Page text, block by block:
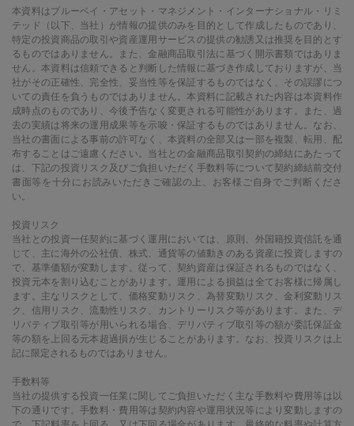
本資料はブルーベイ・アセット・マネジメント・インターナショナル・リミ
テッド（以下、当社）が情報の提供のみを目的として作成したものであり、
特定の投資商品の取引や資産運用サービスの提供の勧誘又は推奨を目的とす
るものではありません。また、金融商品取引法に基づく開示書類ではありま
せん。本資料は信頼できると判断した情報に基づき作成しておりますが、当
社がその正確性、完全性、妥当性等を保証するものではなく、その誤謬につ
いての責任を負うものではありません。本資料に記載された内容は本資料作
成時点のものであり、今後予告なく変更される可能性があります。また、過
去の実績は将来の運用成果等を示唆・保証するものではありません。なお、
当社の書面による事前の許可なく、本資料の全部又は一部を複製、転用、配
布することはご遠慮ください。当社との金融商品取引契約の締結にあたって
は、下記の投資リスク及びご負担いただく手数料等について契約締結前交付
書面等を十分にお読みいただきご確認の上、お客様ご自身でご判断くださ
い。
投資リスク
当社との投資一任契約に基づく運用においては、原則、外国籍投資信託を通
じて、主に海外の公社債、株式、通貨等の値動きのある資産に投資しますの
で、基準価額が変動します。従って、契約資産は保証されるものではなく、
投資元本を割り込むことがあります。運用による損益は全てお客様に帰属し
ます。主なリスクとして、価格変動リスク、為替変動リスク、金利変動リス
ク、信用リスク、流動性リスク、カントリーリスク等があります。また、デ
リバティブ取引等が用いられる場合、デリバティブ取引等の額が委託保証金
等の額を上回る元本超過損が生じることがあります。なお、投資リスクは上
記に限定されるものではありません。
手数料等
当社の提供する投資一任業に関してご負担いただく主な手数料や費用等は以
下の通りです。手数料・費用等は契約内容や運用状況等により変動しますの